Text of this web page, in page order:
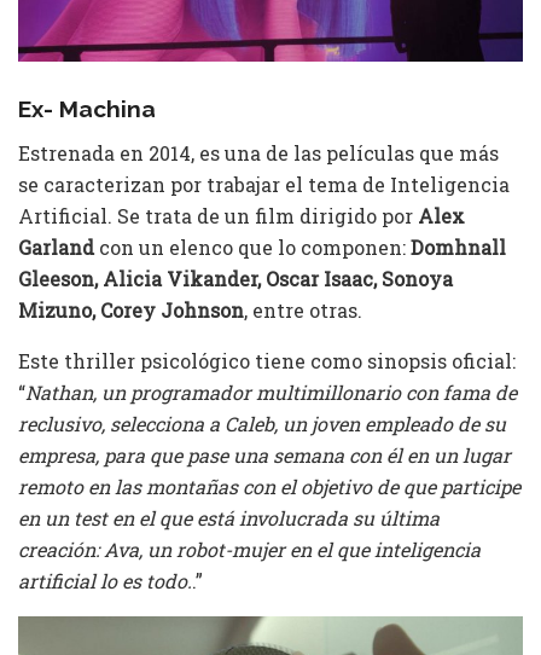
Ex- Machina
Estrenada en 2014, es una de las películas que más
se caracterizan por trabajar el tema de Inteligencia
Artificial. Se trata de un film dirigido por Alex
Garlandcon un elenco que lo componen:Domhnall
Gleeson, Alicia Vikander, Oscar Isaac, Sonoya
Mizuno, Corey Johnson, entre otras.
Este thriller psicológico tiene como sinopsis oficial:
“Nathan, un programador multimillonario con fama de
reclusivo, selecciona a Caleb, un joven empleado de su
empresa, para que pase una semana con él en un lugar
remoto en las montañas con el objetivo de que participe
en un test en el que está involucrada su última
creación: Ava, un robot-mujer en el que inteligencia
artificial lo es todo..”